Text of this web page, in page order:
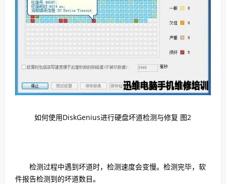
如何使用DiskGenius进行硬盘坏道检测与修复 图2
检测过程中遇到坏道时，检测速度会变慢。检测完毕，软
件报告检测到的坏道数目。